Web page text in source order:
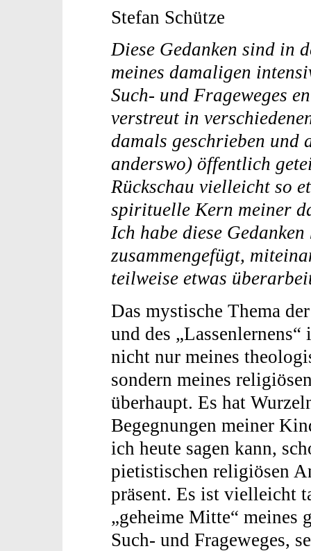
Stefan Schütze
Diese Gedanken sind in
meines damaligen
Such- und Frageweges
verstreut in
damals geschrieben und
anderswo) öffentlich
Rückschau vielleicht so
spirituelle Kern meiner
Ich habe diese
zusammengefügt,
teilweise etwas
Das mystische Thema
und des
nicht nur meines
sondern meines
überhaupt. Es hat
Begegnungen meiner
ich heute sagen kann,
pietistischen religiösen
präsent. Es ist vielleicht
„geheime Mitte“ meines
Such- und Frageweges,